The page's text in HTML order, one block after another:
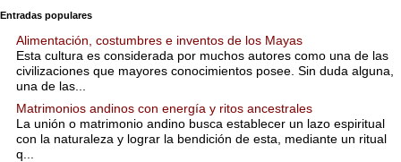
Entradas populares
Alimentación, costumbres e inventos de los Mayas
Esta cultura es considerada por muchos autores como una de las
civilizaciones que mayores conocimientos posee. Sin duda alguna,
una de las...
Matrimonios andinos con energía y ritos ancestrales
La unión o matrimonio andino busca establecer un lazo espiritual
con la naturaleza y lograr la bendición de esta, mediante un ritual
q...